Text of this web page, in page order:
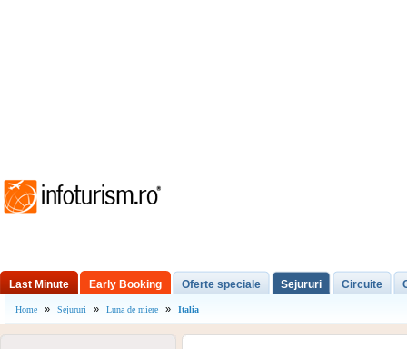
Last Minute Early Booking Oferte speciale Sejururi Circuite
Excursii de o zi
Home » Sejururi » Luna de miere » Italia